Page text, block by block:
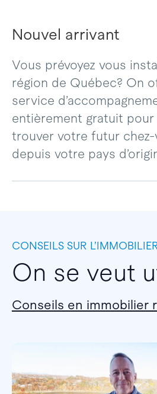
Nouvel arrivant
Vous prévoyez vous
région de Québec? On
service
entièrement gratuit pour
trouver votre futur chez-
depuis votre pays
CONSEILS SUR
On se veut
Conseils en immobilier